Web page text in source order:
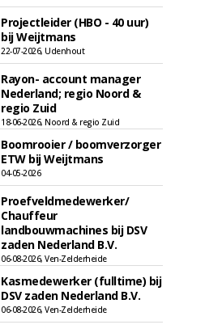
Projectleider (HBO - 40 uur)
bij Weijtmans
22-07-2026, Udenhout
Rayon- account manager
Nederland; regio Noord &
regio Zuid
18-06-2026, Noord & regio Zuid
Boomrooier / boomverzorger
ETW bij Weijtmans
04-05-2026
Proefveldmedewerker/
Chauffeur
landbouwmachines bij DSV
zaden Nederland B.V.
06-08-2026, Ven-Zelderheide
Kasmedewerker (fulltime) bij
DSV zaden Nederland B.V.
06-08-2026, Ven-Zelderheide